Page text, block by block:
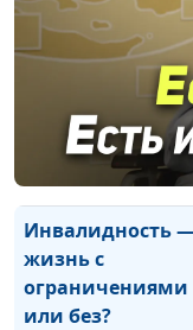
Тюремное
как преступнику
рассказать о Боге
Настоящая
— как я её
Инвалидность
жизнь с
ограничениями
или без?